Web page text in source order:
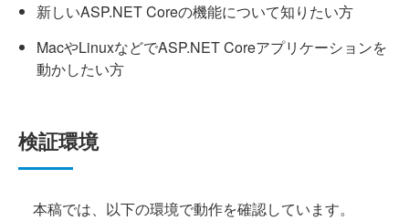
新しいASP.NET Coreの機能について知りたい方
MacやLinuxなどでASP.NET Coreアプリケーションを
動かしたい方
検証環境
本稿では、以下の環境で動作を確認しています。